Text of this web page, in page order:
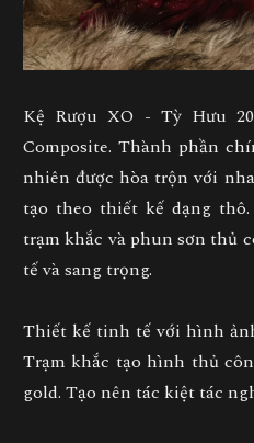
Kệ Rượu XO - Tỳ Hưu
Composite. Thành phần
nhiên được hòa trộn với
tạo theo thiết kế dạng
trạm khắc và phun sơn thủ
tế và sang trọng.
Thiết kế tinh tế với hình
Trạm khắc tạo hình thủ
gold. Tạo nên tác kiệt tác